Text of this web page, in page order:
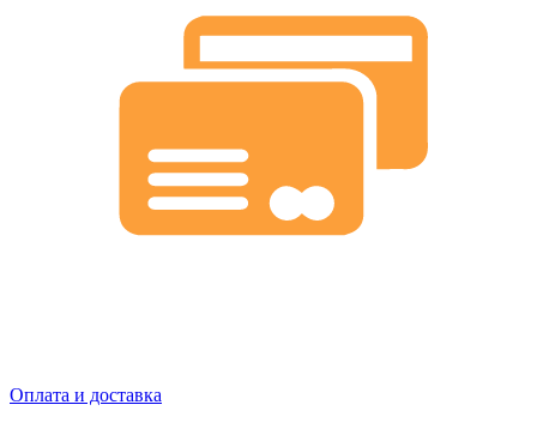
Оплата и доставка